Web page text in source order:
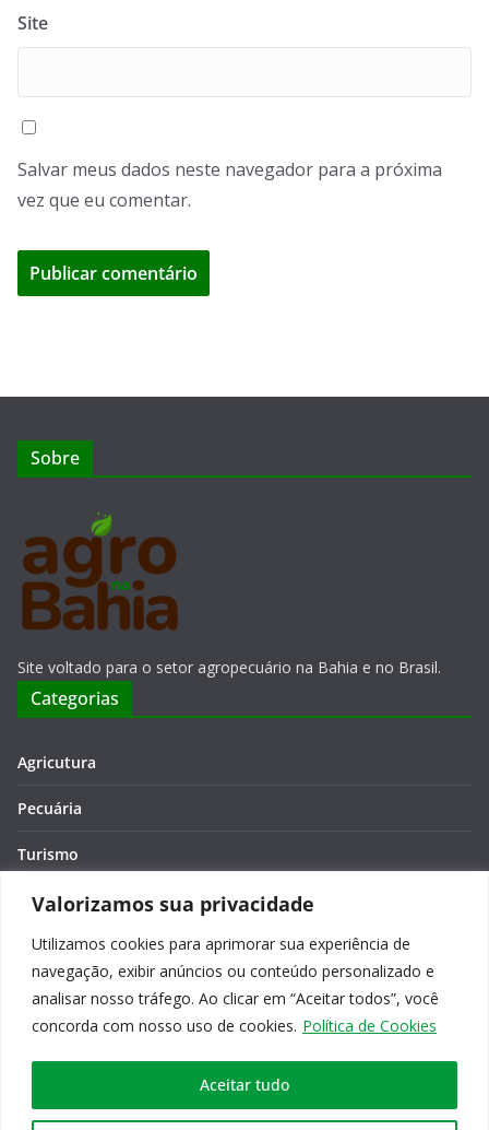
Valorizamos sua privacidade
Utilizamos cookies para aprimorar sua experiência de
navegação, exibir anúncios ou conteúdo personalizado e
analisar nosso tráfego. Ao clicar em “Aceitar todos”, você
concorda com nosso uso de cookies. Política de Cookies
Aceitar tudo
Site
Salvar meus dados neste navegador para a próxima
vez que eu comentar.
Sobre
Site voltado para o setor agropecuário na Bahia e no Brasil.
Categorias
Agricutura
Pecuária
Turismo
Economia
Meio Ambiente
Editora: Verônica Macêdo
Copyright © 2026Agro na Bahia. Todos os direitos reservados.